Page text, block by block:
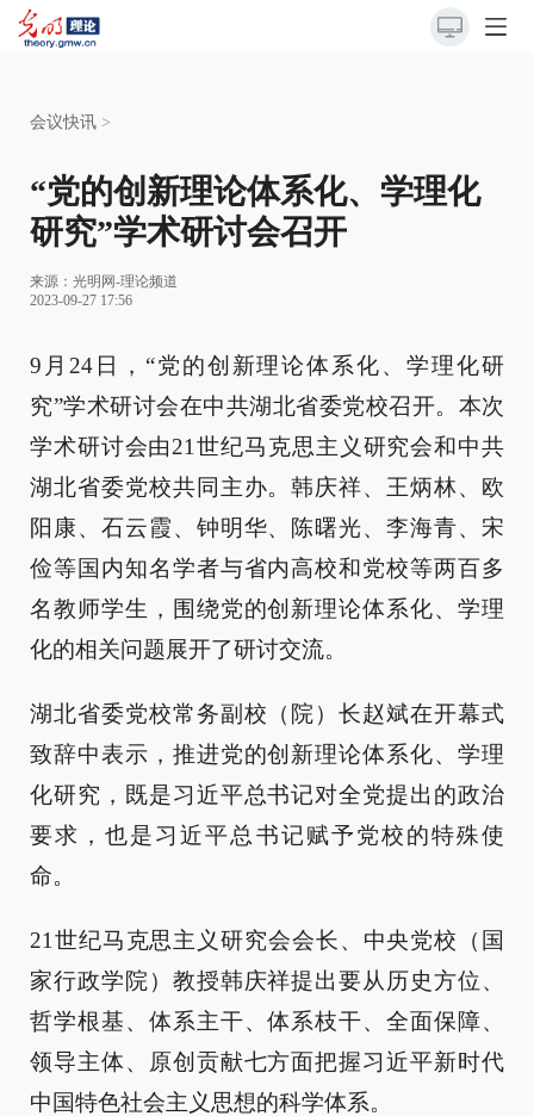
会议快讯 >
“党的创新理论体系化、学理化
研究”学术研讨会召开
来源： 光明网-理论频道
2023-09-27 17:56
9月24日，“党的创新理论体系化、学理化研
究”学术研讨会在中共湖北省委党校召开。本次
学术研讨会由21世纪马克思主义研究会和中共
湖北省委党校共同主办。韩庆祥、王炳林、欧
阳康、石云霞、钟明华、陈曙光、李海青、宋
俭等国内知名学者与省内高校和党校等两百多
名教师学生，围绕党的创新理论体系化、学理
化的相关问题展开了研讨交流。
湖北省委党校常务副校（院）长赵斌在开幕式
致辞中表示，推进党的创新理论体系化、学理
化研究，既是习近平总书记对全党提出的政治
要求，也是习近平总书记赋予党校的特殊使
命。
21世纪马克思主义研究会会长、中央党校（国
家行政学院）教授韩庆祥提出要从历史方位、
哲学根基、体系主干、体系枝干、全面保障、
领导主体、原创贡献七方面把握习近平新时代
中国特色社会主义思想的科学体系。